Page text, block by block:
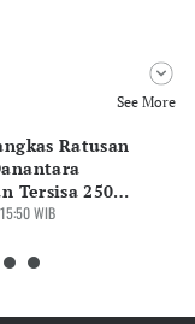
See More
Ratusan
Tersisa 250
WIB